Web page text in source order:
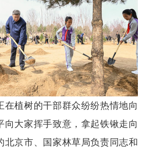
在植树的干部群众纷纷热情地向
向大家挥手致意，拿起铁锹走向
北京市、国家林草局负责同志和